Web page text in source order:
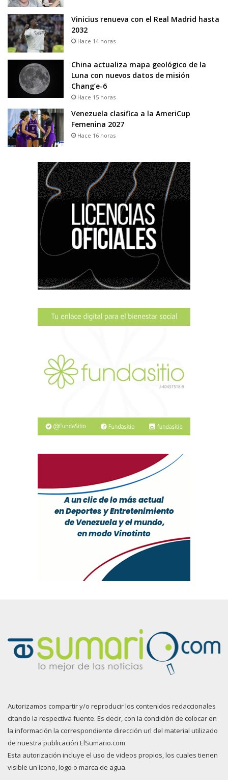
Vinicius renueva con el Real Madrid hasta
2032
Hace 14 horas
China actualiza mapa geológico de la
Luna con nuevos datos de misión
Chang’e-6
Hace 15 horas
Venezuela clasifica a la AmeriCup
Femenina 2027
Hace 16 horas
Autorizamos compartir y/o reproducir los contenidos redaccionales
citando la respectiva fuente. Es decir, con la condición de colocar en
la información la correspondiente dirección url del material utilizado
de nuestra publicación ElSumario.com
Esta autorización incluye el uso de videos propios, los cuales tienen
visible un ícono, logo o marca de agua.